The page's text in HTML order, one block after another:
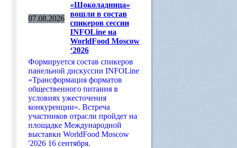
07.08.2026
«Шоколадница»
вошли в состав
спикеров сессии
INFOLine на
WorldFood Moscow
‘2026
Формируется состав спикеров
панельной дискуссии INFOLine
«Трансформация форматов
общественного питания в
условиях ужесточения
конкуренции». Встреча
участников отрасли пройдет на
площадке Международной
выставки WorldFood Moscow
'2026 16 сентября.